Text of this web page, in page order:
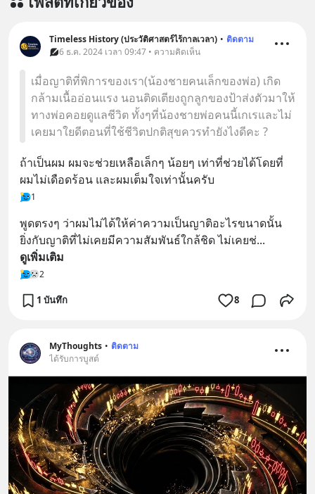
Timeless History (ประวัติศาสตร์ไร้กาลเวลา) • ติดตาม
6 ธ.ค. 2024 เวลา 09:47 • ความคิดเห็น
เมื่อญาติที่พิการของเรา(น้องชายคนเล็กของพ่อ) เกิด
กล้ามเนื้ออ่อนแรง นอนติดเตียงถูกลูกของป้าส่งตัวมาให้
ทางพ่อคอยดูแลชีวิต ทั้งๆที่น้องชายพ่อคนนี้เกเรและไม่
เคยมาใยดีตอนที่ใช้ชีวิตปกติสุขควรทำยังไงดีคะ ?
ถ้าเป็นผม ผมจะช่วยเหลือเล็กๆ น้อยๆ เท่าที่ช่วยได้โดยที่
ผมไม่เดือดร้อน และผมเต็มใจเท่านั้นครับ
1
พูดตรงๆ ว่าผมไม่ได้ให้ค่าความเป็นญาติอะไรขนาดนั้น
ยิ่งกับญาติที่ไม่เคยมีความสัมพันธ์ใกล้ชิด ไม่เคยช่...
ดูเพิ่มเติม
2
1 บันทึก 8
MyThoughts • ติดตาม
ได้รับการบูสต์